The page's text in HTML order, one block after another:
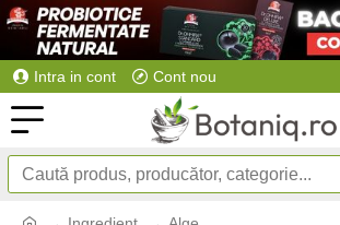
Intra in cont Cont nou